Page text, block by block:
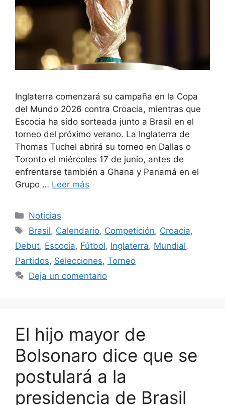
Inglaterra comenzará su campaña en la Copa
del Mundo 2026 contra Croacia, mientras que
Escocia ha sido sorteada junto a Brasil en el
torneo del próximo verano. La Inglaterra de
Thomas Tuchel abrirá su torneo en Dallas o
Toronto el miércoles 17 de junio, antes de
enfrentarse también a Ghana y Panamá en el
Grupo … Leer más
Categorías
Noticias
Etiquetas
Brasil, Calendario, Competición, Croacia,
Debut, Escocia, Fútbol, Inglaterra, Mundial,
Partidos, Selecciones, Torneo
Deja un comentario
El hijo mayor de
Bolsonaro dice que se
postulará a la
presidencia de Brasil